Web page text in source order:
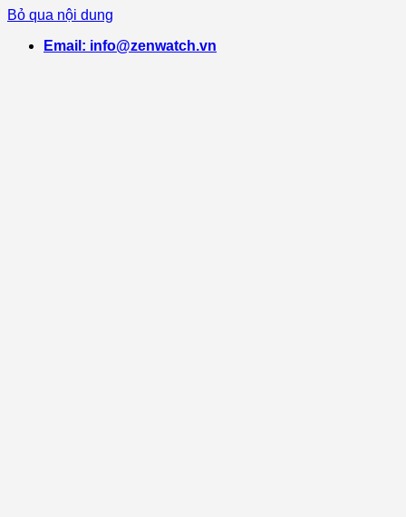
Bỏ qua nội dung
Email: info@zenwatch.vn